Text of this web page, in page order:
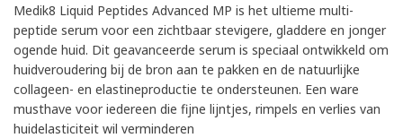
Medik8 Liquid Peptides Advanced MP is het ultieme multi-
peptide serum voor een zichtbaar stevigere, gladdere en jonger
ogende huid. Dit geavanceerde serum is speciaal ontwikkeld om
huidveroudering bij de bron aan te pakken en de natuurlijke
collageen- en elastineproductie te ondersteunen. Een ware
musthave voor iedereen die fijne lijntjes, rimpels en verlies van
huidelasticiteit wil verminderen